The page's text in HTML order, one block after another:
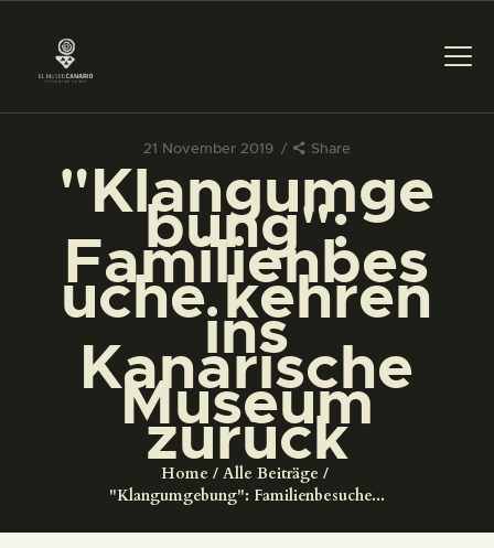
21 November 2019 Share
"Klangumge
bung":
Familienbes
uche kehren
ins
Kanarische
Museum
zurück
Home
Alle Beiträge
"Klangumgebung": Familienbesuche...
DAS MUSEUM
DIENSTLEISTUNGEN
DIGITALE RESSOURCEN
DEUTSCH
DAS MUSEUM